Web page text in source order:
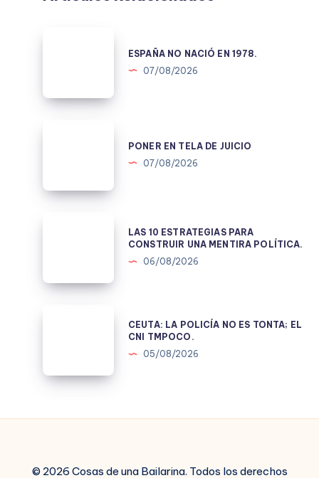
1978.
ESPAÑA NO NACIÓ EN 1978.
07/08/2026
JUICIO
PONER EN TELA DE JUICIO
07/08/2026
CONSTRUIR
LAS 10 ESTRATEGIAS PARA
CONSTRUIR UNA MENTIRA POLÍTICA.
06/08/2026
ES
EL
CEUTA: LA POLICÍA NO ES TONTA; EL
CNI TMPOCO.
05/08/2026
© 2026 Cosas de una Bailarina. Todos los derechos